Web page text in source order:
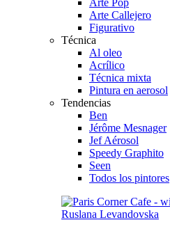
Arte Callejero
Figurativo
Técnica
Al oleo
Acrílico
Técnica mixta
Pintura en aerosol
Tendencias
Ben
Jérôme Mesnager
Jef Aérosol
Speedy Graphito
Seen
Todos los pintores